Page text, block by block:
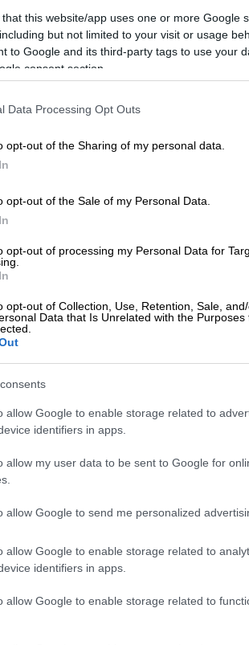
that this website/app uses one or more Google
but not limited to your visit or usage
to Google and its third-party tags to use your
consent section.
Data Processing Opt Outs
opt-out of the Sharing of my personal data.
opt-out of the Sale of my Personal Data.
opt-out of processing my Personal Data for
opt-out of Collection, Use, Retention, Sale,
Data that Is Unrelated with the Purposes
allow Google to enable storage related to
identifiers in apps.
allow my user data to be sent to Google for
allow Google to send me personalized
allow Google to enable storage related to
identifiers in apps.
allow Google to enable storage related to
, και συγκεκριμένα
και
20 χρόνια στην Ελλάδα - Τα
23 θάνατοι στην Ελλάδα -
εφημερεύει
Παρά το μεγάλο όγκο
υπάρχει εδώ και καιρό το
χειρουργείωνλιμνάζουν,
τοεκπαιδευτικό τους έργο,
Παίδων Αγλαΐα Κυριακού
δύο ιατρώνκαι την μη